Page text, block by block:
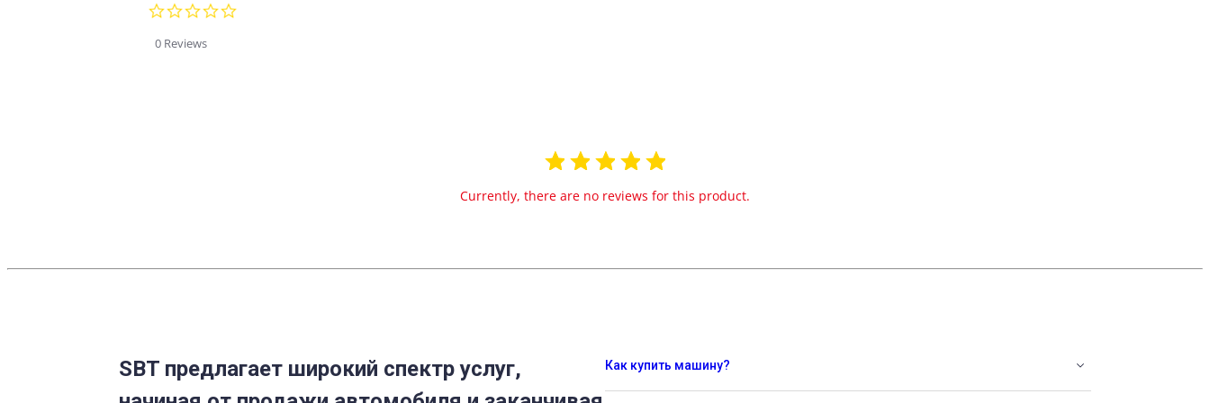
0 Reviews
Currently, there are no reviews for this product.
SBT предлагает широкий спектр услуг,
Как купить машину?